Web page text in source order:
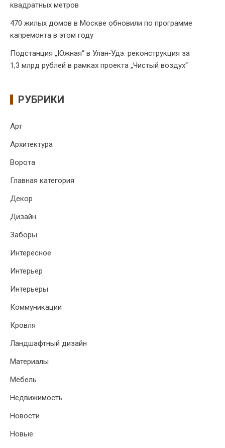
квадратных метров
470 жилых домов в Москве обновили по программе
капремонта в этом году
Подстанция „Южная“ в Улан‑Удэ: реконструкция за
1,3 млрд рублей в рамках проекта „Чистый воздух“
РУБРИКИ
Арт
Архитектура
Ворота
Главная категория
Декор
Дизайн
Заборы
Интересное
Интерьер
Интерьеры
Коммуникации
Кровля
Ландшафтный дизайн
Материалы
Мебель
Недвижимость
Новости
Новые